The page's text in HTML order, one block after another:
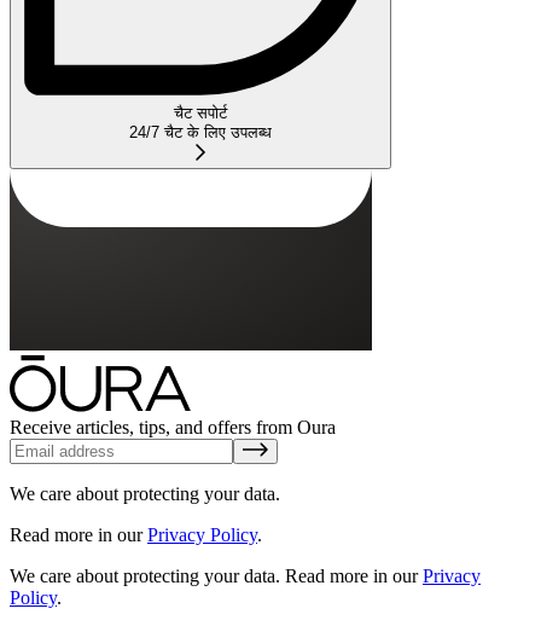
चैट सपोर्ट
24/7 चैट के लिए उपलब्ध
Receive articles, tips, and offers from Oura
We care about protecting your data.
Read more in ourPrivacy Policy.
We care about protecting your data. Read more in ourPrivacy
Policy.